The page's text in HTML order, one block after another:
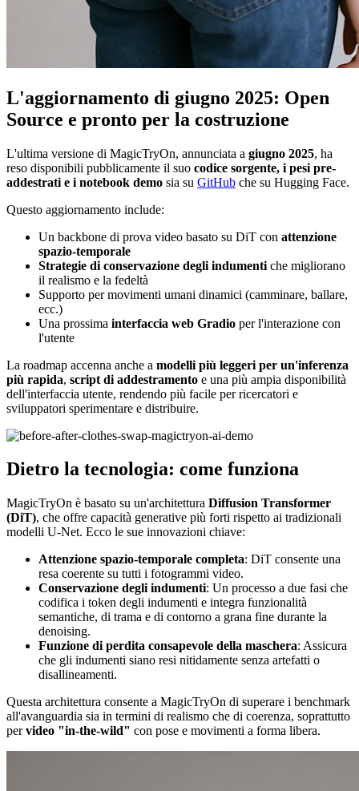
L'aggiornamento di giugno 2025: Open
Source e pronto per la costruzione
L'ultima versione di MagicTryOn, annunciata a giugno 2025, ha
reso disponibili pubblicamente il suo codice sorgente, i pesi pre-
addestrati e i notebook demo sia su GitHub che su Hugging Face.
Questo aggiornamento include:
Un backbone di prova video basato su DiT con attenzione
spazio-temporale
Strategie di conservazione degli indumenti che migliorano
il realismo e la fedeltà
Supporto per movimenti umani dinamici (camminare, ballare,
ecc.)
Una prossima interfaccia web Gradio per l'interazione con
l'utente
La roadmap accenna anche a modelli più leggeri per un'inferenza
più rapida, script di addestramento e una più ampia disponibilità
dell'interfaccia utente, rendendo più facile per ricercatori e
sviluppatori sperimentare e distribuire.
Dietro la tecnologia: come funziona
MagicTryOn è basato su un'architettura Diffusion Transformer
(DiT), che offre capacità generative più forti rispetto ai tradizionali
modelli U-Net. Ecco le sue innovazioni chiave:
Attenzione spazio-temporale completa: DiT consente una
resa coerente su tutti i fotogrammi video.
Conservazione degli indumenti: Un processo a due fasi che
codifica i token degli indumenti e integra funzionalità
semantiche, di trama e di contorno a grana fine durante la
denoising.
Funzione di perdita consapevole della maschera: Assicura
che gli indumenti siano resi nitidamente senza artefatti o
disallineamenti.
Questa architettura consente a MagicTryOn di superare i benchmark
all'avanguardia sia in termini di realismo che di coerenza, soprattutto
pervideo "in-the-wild" con pose e movimenti a forma libera.